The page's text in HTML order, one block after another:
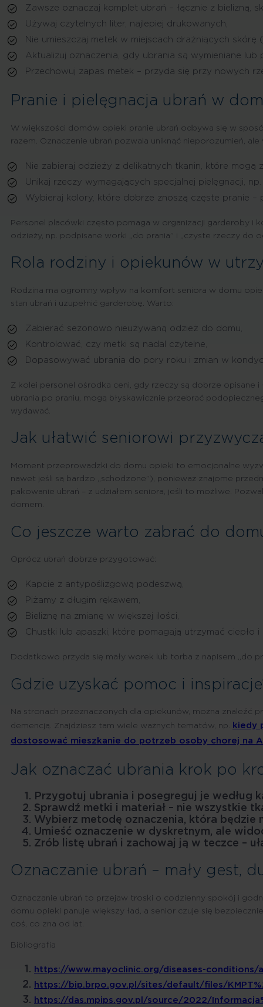
Zawsze oznaczaj komplet ubrań – łącznie z bielizną,
Używaj czytelnych liter, najlepiej drukowanych,
Nie umieszczaj metek w miejscach drażniących
Aktualizuj oznaczenia, gdy ubrania są wymieniane lub
Przechowuj zapas metek – przyda się przy nowych
Pranie i pielęgnacja ubrań w
W większości domów opieki pranie ubrań odbywa się w
razem. Oznaczenie ubrań pozwala uniknąć nieporozumień,
Nie zabieraj odzieży z delikatnych tkanin, które
Unikaj rzeczy wymagających specjalnej pielęgnacji,
Wybieraj kolory, które dobrze znoszą częste pranie
Personel placówki często pomaga w organizacji garderoby i
odzieży, np. podpisane worki „do prania” i „czyste rzeczy do
Rola rodziny i opiekunów w
Rodzina ma ogromny wpływ na komfort seniora w domu
stan ubrań i uzupełnić garderobę. Warto:
Zabierać sezonowo nieużywaną odzież do domu,
Kontrolować, czy metki są nadal czytelne,
Dopasowywać ubrania do pory roku i zmian w
Z kolei personel ośrodka ceni, gdy rzeczy są dobrze opisane
ubrania po praniu, mogą błyskawicznie przebrać
wydawać.
Jak ułatwić seniorowi
Moment przeprowadzki do domu opieki to emocjonalne
nawet jeśli są bardzo „schodzone”), ponieważ znajome
pakowanie ubrań – z udziałem seniora, jeśli to możliwe.
domem.
Co jeszcze warto zabrać do
Oprócz ubrań dobrze przygotować:
Kapcie z antypoślizgową podeszwą,
Piżamy z długim rękawem,
Bieliznę na zmianę w większej ilości,
Chustki lub apaszki, które pomagają utrzymać ciepło i
Dodatkowo przyda się mały worek lub torba z napisem „do
Gdzie uzyskać pomoc i
Na stronach przeznaczonych dla opiekunów, można
demencją. Znajdziesz tam wiele ważnych tematów, np. kiedy
dostosować mieszkanie do potrzeb osoby chorej na
Jak oznaczać ubrania krok po
Przygotuj ubrania i posegreguj je według
Sprawdź metki i materiał – nie wszystkie
Wybierz metodę oznaczenia, która będzie
Umieść oznaczenie w dyskretnym, ale
Zrób listę ubrań i zachowaj ją w teczce –
Oznaczanie ubrań – mały gest,
Oznaczanie ubrań to przejaw troski o codzienny spokój i
domu opieki panuje większy ład, a senior czuje się
coś, co zna od lat.
Bibliografia
https://www.mayoclinic.org/diseases-
https://bip.brpo.gov.pl/sites/default/files/
https://das.mpips.gov.pl/source/2022/